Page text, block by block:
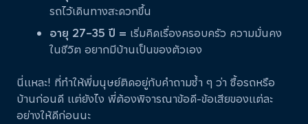
รถไว้เดินทางสะดวกขึ้น
อายุ 27–35 ปี = เริ่มคิดเรื่องครอบครัว ความมั่นคง
ในชีวิต อยากมีบ้านเป็นของตัวเอง
นี่แหละ! ที่ทำให้พี่มนุษย์ติดอยู่กับคำถามซ้ำ ๆ ว่า ซื้อรถหรือ
บ้านก่อนดี แต่ยังไง พี่ต้องพิจารณาข้อดี-ข้อเสียของแต่ละ
อย่างให้ดีก่อนนะ